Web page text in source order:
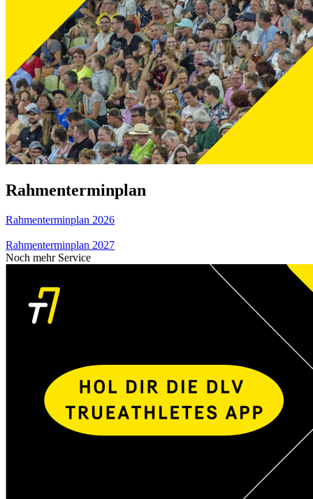
Rahmenterminplan
Rahmenterminplan 2026
Rahmenterminplan 2027
Noch mehr Service